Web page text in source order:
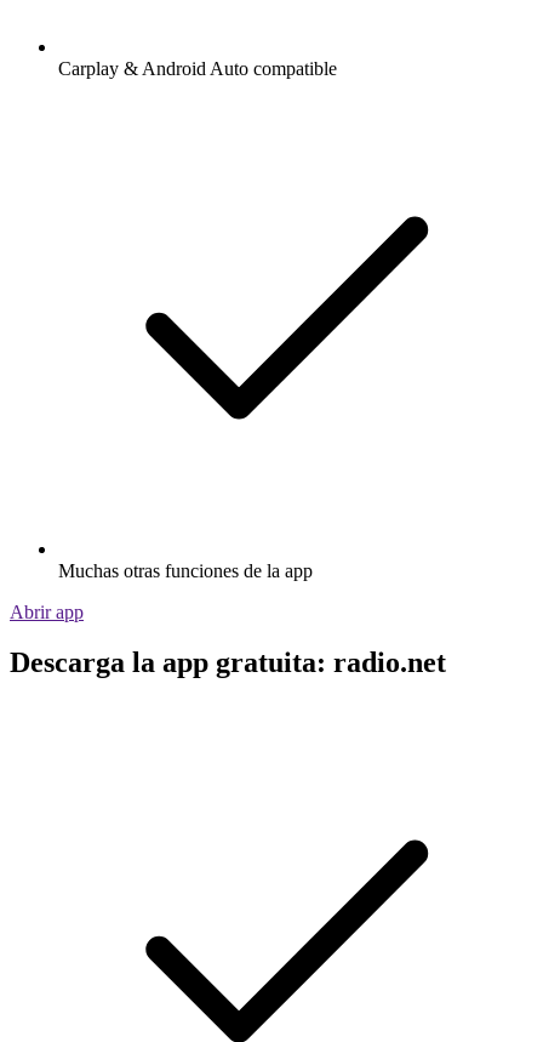
Carplay & Android Auto compatible
Muchas otras funciones de la app
Abrir app
Descarga la app gratuita: radio.net